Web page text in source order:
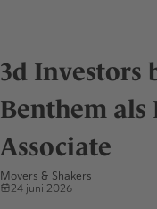
3d Investors
Benthem als
Associate
Movers & Shakers
24 juni 2026